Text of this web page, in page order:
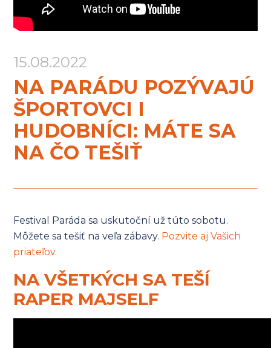
projekty
výročné
staň
sa
darcom
15.08.2022
NA PARÁDU POZÝVAJÚ
ŠPORTOVCI I
HUDOBNÍCI: MÁTE SA
NA ČO TEŠIŤ
Festival Paráda sa uskutoční už túto sobotu.
Môžete sa tešiť na veľa zábavy. Pozvite aj Vašich
priateľov.
NA VŠETKÝCH SA TEŠÍ
RAPER MAJSELF